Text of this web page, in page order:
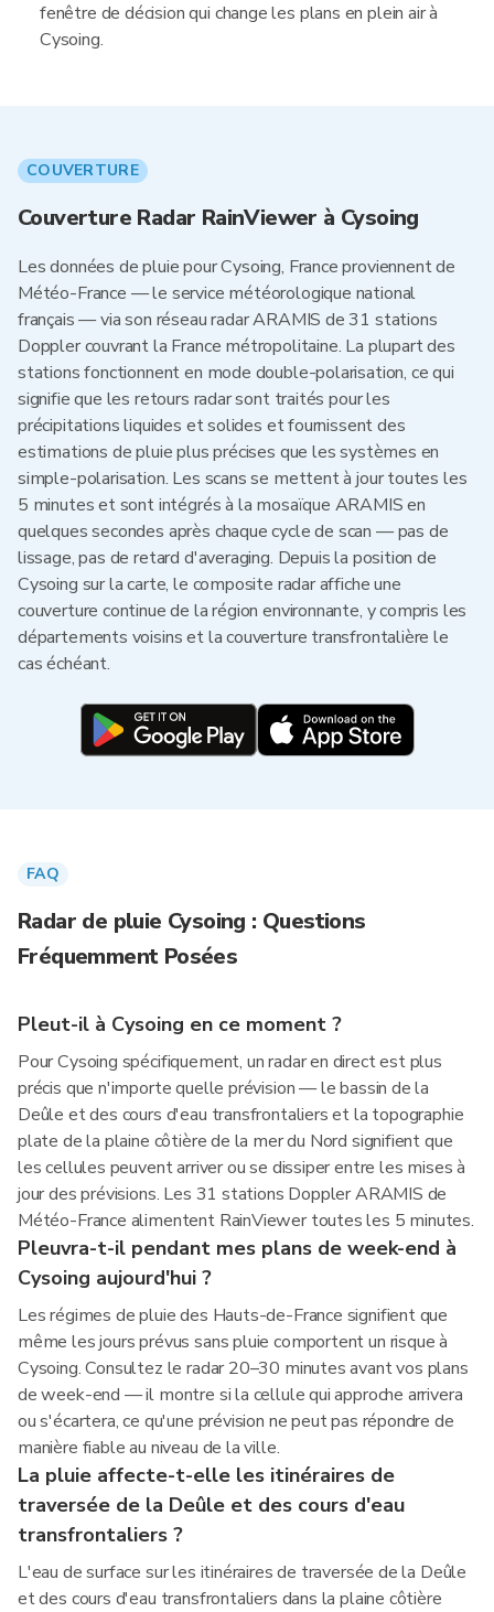
fenêtre de décision qui change les plans en plein air à
Cysoing.
COUVERTURE
Couverture Radar RainViewer à Cysoing
Les données de pluie pour Cysoing, France proviennent de
Météo-France — le service météorologique national
français — via son réseau radar ARAMIS de 31 stations
Doppler couvrant la France métropolitaine. La plupart des
stations fonctionnent en mode double-polarisation, ce qui
signifie que les retours radar sont traités pour les
précipitations liquides et solides et fournissent des
estimations de pluie plus précises que les systèmes en
simple-polarisation. Les scans se mettent à jour toutes les
5 minutes et sont intégrés à la mosaïque ARAMIS en
quelques secondes après chaque cycle de scan — pas de
lissage, pas de retard d'averaging. Depuis la position de
Cysoing sur la carte, le composite radar affiche une
couverture continue de la région environnante, y compris les
départements voisins et la couverture transfrontalière le
cas échéant.
FAQ
Radar de pluie Cysoing : Questions
Fréquemment Posées
Pleut-il à Cysoing en ce moment ?
Pour Cysoing spécifiquement, un radar en direct est plus
précis que n'importe quelle prévision — le bassin de la
Deûle et des cours d'eau transfrontaliers et la topographie
plate de la plaine côtière de la mer du Nord signifient que
les cellules peuvent arriver ou se dissiper entre les mises à
jour des prévisions. Les 31 stations Doppler ARAMIS de
Météo-France alimentent RainViewer toutes les 5 minutes.
Pleuvra-t-il pendant mes plans de week-end à
Cysoing aujourd'hui ?
Les régimes de pluie des Hauts-de-France signifient que
même les jours prévus sans pluie comportent un risque à
Cysoing. Consultez le radar 20–30 minutes avant vos plans
de week-end — il montre si la cellule qui approche arrivera
ou s'écartera, ce qu'une prévision ne peut pas répondre de
manière fiable au niveau de la ville.
La pluie affecte-t-elle les itinéraires de
traversée de la Deûle et des cours d'eau
transfrontaliers ?
L'eau de surface sur les itinéraires de traversée de la Deûle
et des cours d'eau transfrontaliers dans la plaine côtière